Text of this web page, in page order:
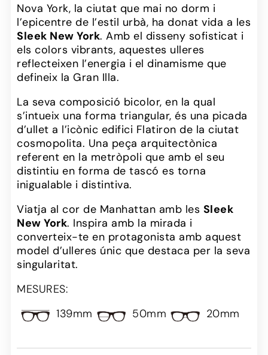
Nova York, la ciutat que mai no dorm i
l’epicentre de l’estil urbà, ha donat vida a les
Sleek New York. Amb el disseny sofisticat i
els colors vibrants, aquestes ulleres
reflecteixen l’energia i el dinamisme que
defineix la Gran Illa.
La seva composició bicolor, en la qual
s’intueix una forma triangular, és una picada
d’ullet a l’icònic edifici Flatiron de la ciutat
cosmopolita. Una peça arquitectònica
referent en la metròpoli que amb el seu
distintiu en forma de tascó es torna
inigualable i distintiva.
Viatja al cor de Manhattan amb les Sleek
New York. Inspira amb la mirada i
converteix-te en protagonista amb aquest
model d’ulleres únic que destaca per la seva
singularitat.
MESURES:
139mm
50mm 20mm